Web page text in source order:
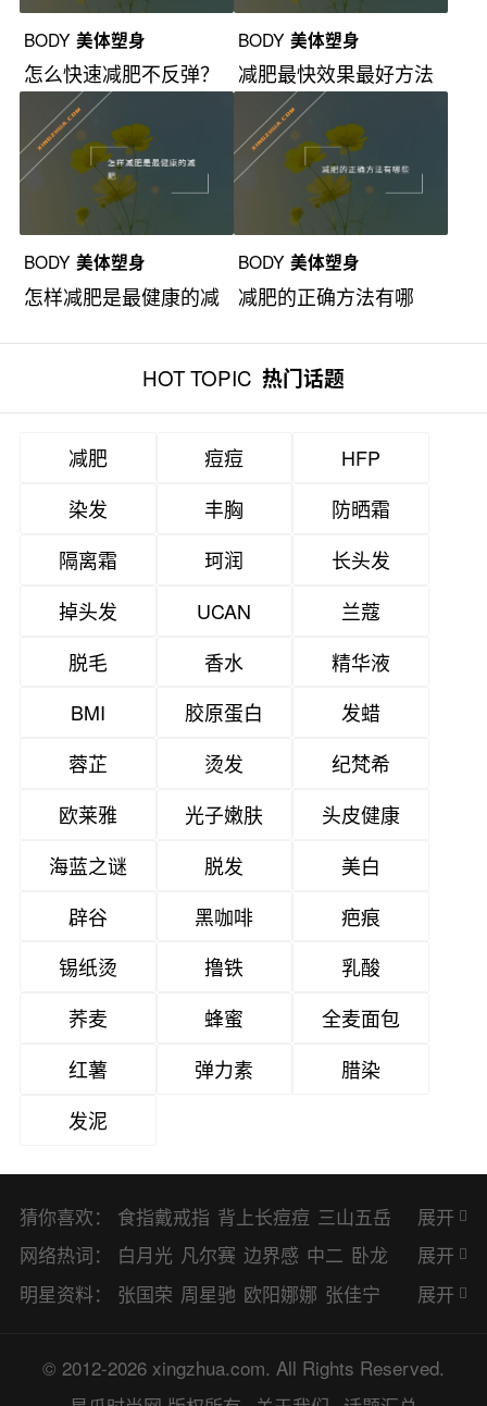
BODY 美体塑身
怎么快速减肥不反弹？
BODY 美体塑身
减肥最快效果最好方法
BODY 美体塑身
怎样减肥是最健康的减
BODY 美体塑身
减肥的正确方法有哪
HOT TOPIC 热门话题
减肥 痘痘
HFP
染发
丰胸
防晒霜
隔离霜
珂润
长头发
掉头发
UCAN
兰蔻
脱毛
香水
精华液
BMI
胶原蛋白
发蜡
蓉芷
烫发
纪梵希
欧莱雅
光子嫩肤
头皮健康
海蓝之谜
脱发
美白
辟谷
黑咖啡
疤痕
锡纸烫
撸铁
乳酸
荞麦
蜂蜜
全麦面包
红薯
弹力素
腊染
发泥
猜你喜欢： 食指戴戒指 背上长痘痘 三山五岳
避暑胜地
展开
网络热词：
白月光 凡尔赛 边界感 中二 卧龙
凤雏 二次元 KPI EMO CP BUG
胺 SP OC HOLD OEM BP 猎奇
展开
明星资料：
张国荣 周星驰 欧阳娜娜 张佳宁
谭松韵 唐嫣 童瑶 宋茜 孙俪 倪
展开
© 2012-2026 xingzhua.com. All Rights Reserved.